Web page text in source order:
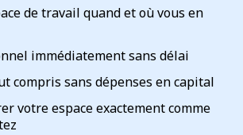
de travail quand et où vous en
immédiatement sans délai
compris sans dépenses en capital
votre espace exactement comme